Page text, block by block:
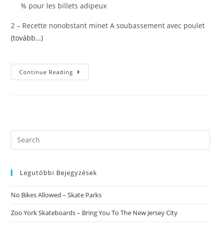
% pour les billets adipeux
2 – Recette nonobstant minet A soubassement avec poulet
(tovább…)
Continue Reading 5
Plats
Search
this
Legutóbbi Bejegyzések
No Bikes Allowed – Skate Parks
Zoo York Skateboards – Bring You To The New Jersey City